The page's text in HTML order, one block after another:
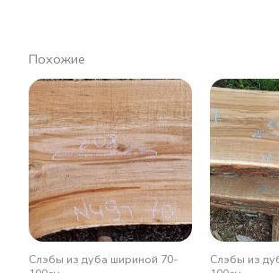
Похожие
Слэбы из дуба шириной 70-
Слэбы из